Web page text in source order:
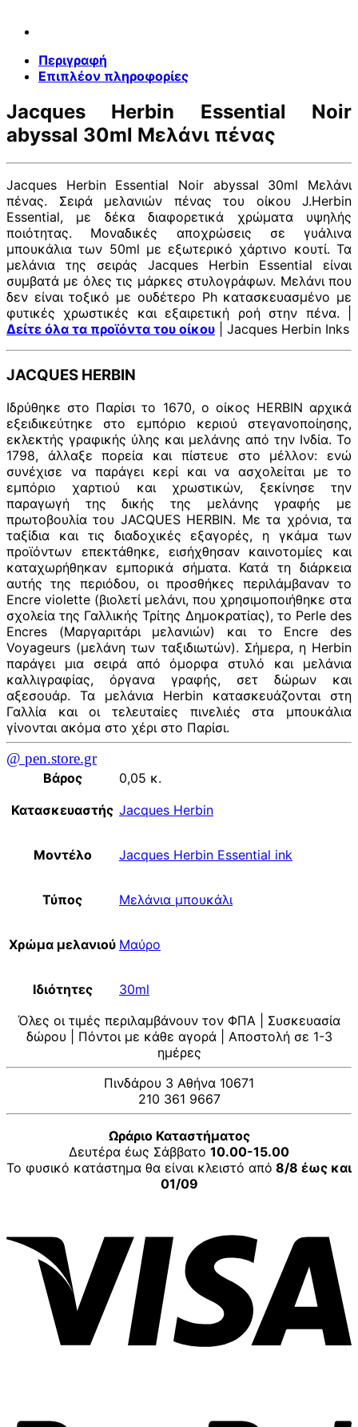
Περιγραφή
Επιπλέον πληροφορίες
Jacques Herbin Essential Noir
abyssal 30ml Μελάνι πένας
Jacques Herbin Essential Noir abyssal 30ml Μελάνι
πένας. Σειρά μελανιών πένας του οίκου J.Herbin
Essential, με δέκα διαφορετικά χρώματα υψηλής
ποιότητας. Μοναδικές αποχρώσεις σε γυάλινα
μπουκάλια των 50ml με εξωτερικό χάρτινο κουτί. Τα
μελάνια της σειράς Jacques Herbin Essential είναι
συμβατά με όλες τις μάρκες στυλογράφων. Μελάνι που
δεν είναι τοξικό με ουδέτερο Ph κατασκευασμένο με
φυτικές χρωστικές και εξαιρετική ροή στην πένα. |
Δείτε όλα τα προϊόντα του οίκου | Jacques Herbin Inks
JACQUES HERBIN
Ιδρύθηκε στο Παρίσι το 1670, ο οίκος HERBIN αρχικά
εξειδικεύτηκε στο εμπόριο κεριού στεγανοποίησης,
εκλεκτής γραφικής ύλης και μελάνης από την Ινδία. Το
1798, άλλαξε πορεία και πίστευε στο μέλλον: ενώ
συνέχισε να παράγει κερί και να ασχολείται με το
εμπόριο χαρτιού και χρωστικών, ξεκίνησε την
παραγωγή της δικής της μελάνης γραφής με
πρωτοβουλία του JACQUES HERBIN. Με τα χρόνια, τα
ταξίδια και τις διαδοχικές εξαγορές, η γκάμα των
προϊόντων επεκτάθηκε, εισήχθησαν καινοτομίες και
καταχωρήθηκαν εμπορικά σήματα. Κατά τη διάρκεια
αυτής της περιόδου, οι προσθήκες περιλάμβαναν το
Encre violette (βιολετί μελάνι, που χρησιμοποιήθηκε στα
σχολεία της Γαλλικής Τρίτης Δημοκρατίας), το Perle des
Encres (Μαργαριτάρι μελανιών) και το Encre des
Voyageurs (μελάνη των ταξιδιωτών). Σήμερα, η Herbin
παράγει μια σειρά από όμορφα στυλό και μελάνια
καλλιγραφίας, όργανα γραφής, σετ δώρων και
αξεσουάρ. Τα μελάνια Herbin κατασκευάζονται στη
Γαλλία και οι τελευταίες πινελιές στα μπουκάλια
γίνονται ακόμα στο χέρι στο Παρίσι.
@ pen.store.gr
Βάρος
0,05 κ.
Κατασκευαστής Jacques Herbin
Μοντέλο Jacques Herbin Essential ink
Τύπος Μελάνια μπουκάλι
Χρώμα μελανιού Μαύρο
Ιδιότητες
30ml
Όλες οι τιμές περιλαμβάνουν τον ΦΠΑ | Συσκευασία
δώρου | Πόντοι με κάθε αγορά | Αποστολή σε 1-3
ημέρες
Πινδάρου 3 Αθήνα 10671
210 361 9667
Ωράριο Καταστήματος
Δευτέρα έως Σάββατο 10.00-15.00
Το φυσικό κατάστημα θα είναι κλειστό από 8/8 έως και
01/09